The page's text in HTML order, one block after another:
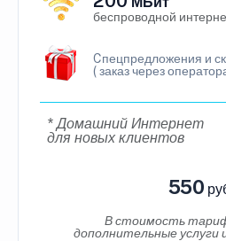
беспроводной
Cпецпредложения и
( заказ через
* Домашний Интернет
для новых клиентов
550
В стоимость
дополнительные услуги